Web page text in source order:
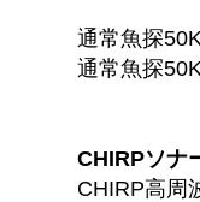
通常魚探
通常魚探
CHIRPソナ
CHIRP高